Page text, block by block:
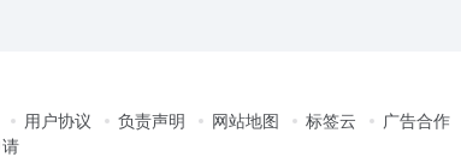
用户协议 负责声明 网站地图 标签云 广告合作